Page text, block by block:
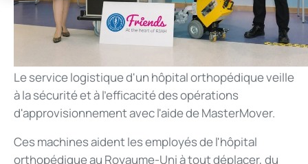
Le service logistique d'un hôpital orthopédique veille
à la sécurité et à l'efficacité des opérations
d'approvisionnement avec l'aide de MasterMover.
Ces machines aident les employés de l'hôpital
orthopédique au Royaume-Uni à tout déplacer, du